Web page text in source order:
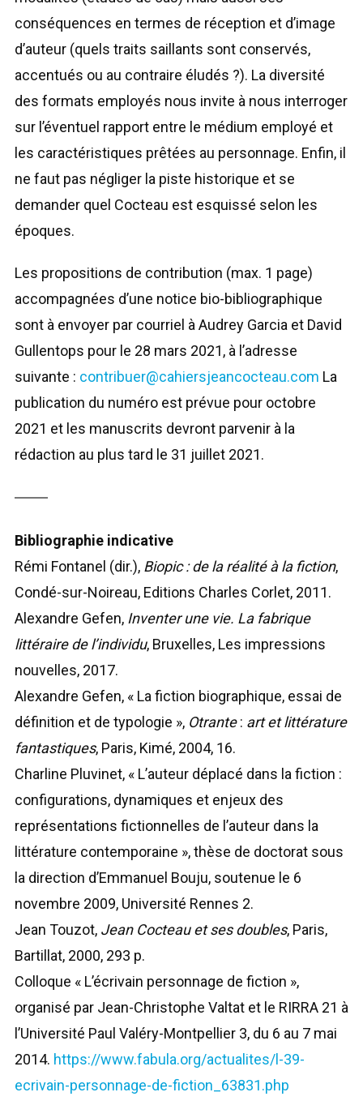
conséquences en termes de réception et d’image
d’auteur (quels traits saillants sont conservés,
accentués ou au contraire éludés ?). La diversité
des formats employés nous invite à nous interroger
sur l’éventuel rapport entre le médium employé et
les caractéristiques prêtées au personnage. Enfin, il
ne faut pas négliger la piste historique et se
demander quel Cocteau est esquissé selon les
époques.
Les propositions de contribution (max. 1 page)
accompagnées d’une notice bio-bibliographique
sont à envoyer par courriel à Audrey Garcia et David
Gullentops pour le 28 mars 2021, à l’adresse
suivante : contribuer@cahiersjeancocteau.com La
publication du numéro est prévue pour octobre
2021 et les manuscrits devront parvenir à la
rédaction au plus tard le 31 juillet 2021.
Bibliographie indicative
Rémi Fontanel (dir.), Biopic : de la réalité à la fiction,
Condé-sur-Noireau, Editions Charles Corlet, 2011.
Alexandre Gefen, Inventer une vie. La fabrique
littéraire de l’individu, Bruxelles, Les impressions
nouvelles, 2017.
Alexandre Gefen, « La fiction biographique, essai de
définition et de typologie », Otrante: art et littérature
fantastiques, Paris, Kimé, 2004, 16.
Charline Pluvinet, « L’auteur déplacé dans la fiction :
configurations, dynamiques et enjeux des
représentations fictionnelles de l’auteur dans la
littérature contemporaine », thèse de doctorat sous
la direction d’Emmanuel Bouju, soutenue le 6
novembre 2009, Université Rennes 2.
Jean Touzot, Jean Cocteau et ses doubles, Paris,
Bartillat, 2000, 293 p.
Colloque « L’écrivain personnage de fiction »,
organisé par Jean-Christophe Valtat et le RIRRA 21 à
l’Université Paul Valéry-Montpellier 3, du 6 au 7 mai
2014. https://www.fabula.org/actualites/l-39-
ecrivain-personnage-de-fiction_63831.php